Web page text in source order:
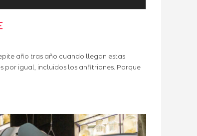
año tras año cuando llegan estas
por igual, incluidos los anfitriones. Porque